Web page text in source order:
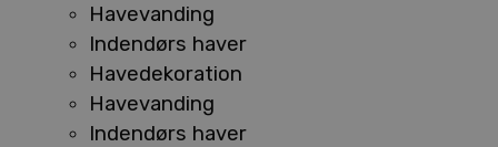
Havevanding
Indendørs haver
Havedekoration
Havevanding
Indendørs haver